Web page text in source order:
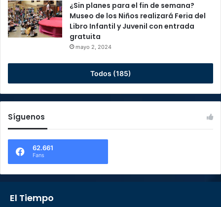
¿Sin planes para el fin de semana?
Museo de los Niños realizará Feria del
Libro Infantil y Juvenil con entrada
gratuita
mayo 2, 2024
Todos (185)
Síguenos
62.661
Fans
El Tiempo